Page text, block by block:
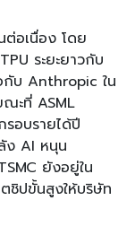
อเนื่อง โดย
ระยะยาวกับ
กับ Anthropic ใน
ะที่ ASML
อบรายได้ปี
ง AI หนุน
ยังอยู่ใน
ชิปขั้นสูงให้บริษัท